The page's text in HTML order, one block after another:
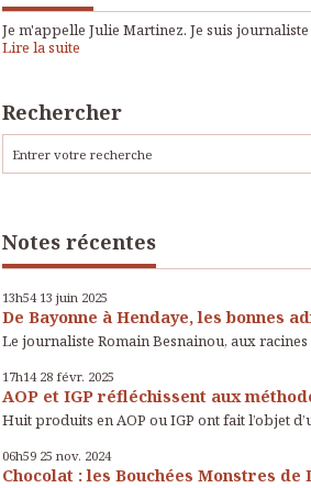
Je m'appelle Julie Martinez. Je suis journaliste
Lire la suite
Rechercher
Notes récentes
13h54 13 juin 2025
De Bayonne à Hendaye, les bonnes
Le journaliste Romain Besnainou, aux racines
17h14 28 févr. 2025
AOP et IGP réfléchissent aux
Huit produits en AOP ou IGP ont fait l’objet
06h59 25 nov. 2024
Chocolat : les Bouchées Monstres de